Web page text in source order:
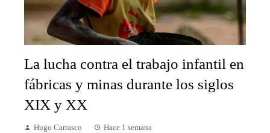
La lucha contra el trabajo infantil en
fábricas y minas durante los siglos
XIX y XX
Hugo Carrasco Hace 1 semana